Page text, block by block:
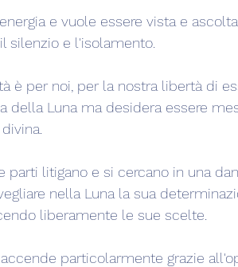
e vuole essere vista e
silenzio e l'isolamento.
è per noi, per la nostra libertà di
della Luna ma desidera essere
parti litigano e si cercano in una
nella Luna la sua
liberamente le sue scelte.
particolarmente grazie